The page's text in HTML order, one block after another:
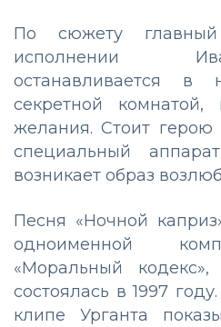
По сюжету
исполнении
останавливается
секретной комнатой,
желания. Стоит герою
специальный
возникает образ
Песня «Ночной
одноименной
«Моральный
состоялась в 1997
клипе Урганта